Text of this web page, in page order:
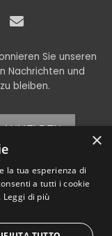
Sie unseren
Nachrichten und
bleiben.
vorbehalten
€ 11.000,00 i.V.
×
la tua esperienza di
a tutti i cookie
Leggi di più